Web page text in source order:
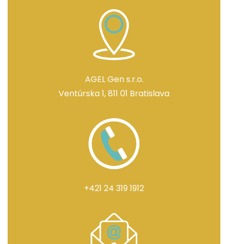
AGEL Gen s.r.o.
Ventúrska 1, 811 01 Bratislava
+421 24 319 1912